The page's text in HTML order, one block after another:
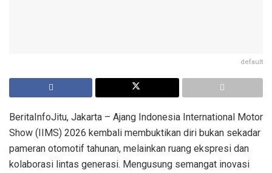
default
BeritaInfoJitu, Jakarta – Ajang Indonesia International Motor
Show (IIMS) 2026 kembali membuktikan diri bukan sekadar
pameran otomotif tahunan, melainkan ruang ekspresi dan
kolaborasi lintas generasi. Mengusung semangat inovasi